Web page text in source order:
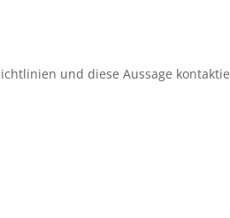
und diese Aussage